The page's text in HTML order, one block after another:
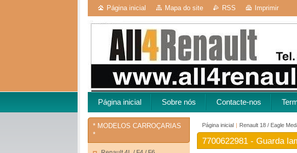
Página inicial Mapa do site RSS Imprimir
Página inicial Sobre nós Contacte-nos
Página inicial | Renault 18 / Eagle
7700622981 - Guarda
* MODELOS CARROÇARIAS
*